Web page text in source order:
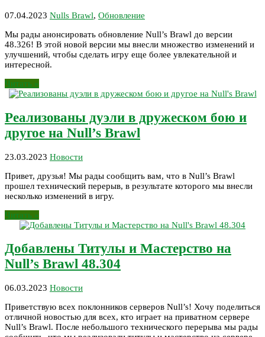
07.04.2023 Nulls Brawl, Обновление
Мы рады анонсировать обновление Null’s Brawl до версии
48.326! В этой новой версии мы внесли множество изменений и
улучшений, чтобы сделать игру еще более увлекательной и
интересной.
Читать »
Реализованы дуэли в дружеском бою и
другое на Null’s Brawl
23.03.2023 Новости
Привет, друзья! Мы рады сообщить вам, что в Null’s Brawl
прошел технический перерыв, в результате которого мы внесли
несколько изменений в игру.
Читать »
Добавлены Титулы и Мастерство на
Null’s Brawl 48.304
06.03.2023 Новости
Приветствую всех поклонников серверов Null’s! Хочу поделиться
отличной новостью для всех, кто играет на приватном сервере
Null’s Brawl. После небольшого технического перерыва мы рады